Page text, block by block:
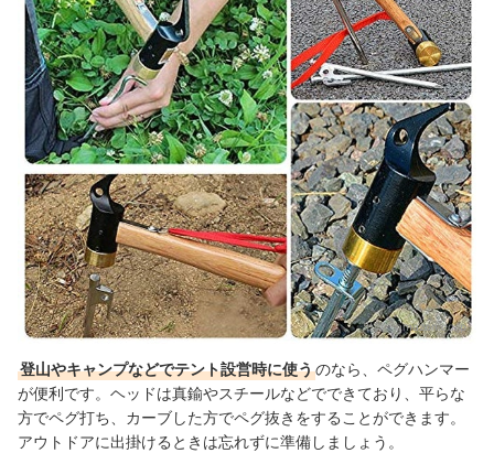
出典：amazon.co.jp
登山やキャンプなどでテント設営時に使うのなら、ペグハンマー
が便利です。ヘッドは真鍮やスチールなどでできており、平らな
方でペグ打ち、カーブした方でペグ抜きをすることができます。
アウトドアに出掛けるときは忘れずに準備しましょう。